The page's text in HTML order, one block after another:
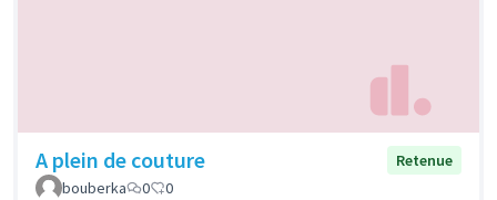
A plein de couture
Retenue
bouberka
0 0